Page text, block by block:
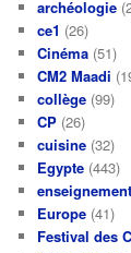
archéologie
ce1 (26)
Cinéma (51)
CM2 Maadi
collège (99)
CP (26)
cuisine (32)
Egypte (443)
Europe (41)
Festival des